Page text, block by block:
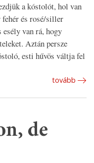
a kóstolót, hol van
és rosé/siller
esély van rá, hogy
Aztán persze
esti hűvös váltja fel
tovább
de